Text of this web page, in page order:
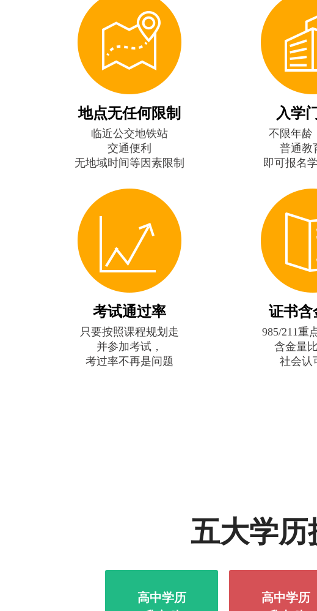
地点无任何限制
临近公交地铁站
交通便利
无地域时间等因素限制
入学
不限年龄
普通教
即可报名
考试通过率
只要按照课程规划走
并参加考试，
考过率不再是问题
证书含
985/211重
含金量
社会认
五大学历
高中学历
高中学历